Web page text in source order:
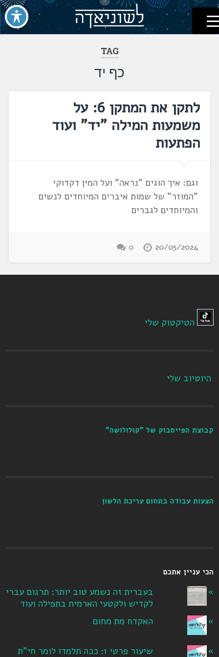
דלג
לתוכן
לשוניאדה
עברית. לשון. שפה
TAG
כף יד
לתקן את המתקן 6: על
משמעות המילה "יד" ועוד
הפתעות
וגם: איך הוגים "נראה" ועל המין דקדוקי
"המוזר" של שמות איברים המיוחדים לנשים
והמיוחדים לגברים
20/05/2024
0
הטיקטוק שלי
היוטיוב שלי
קבוצת הפייסבוק של "קולולושה"
הצעות עבודה בתחום עריכת הלשון
הכי עניין אתכם
בעברית זה נשמע טוב יותר: תרגום עברי
לקדיש ולקטעי הארמית בתפילה ועוד
האקדח מת מחום
שיעור פרטי 1: ככה תלמדו לומר חי"ת